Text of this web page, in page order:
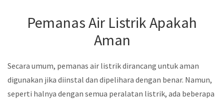
Pemanas Air Listrik Apakah
Aman
Secara umum, pemanas air listrik dirancang untuk aman
digunakan jika diinstal dan dipelihara dengan benar. Namun,
seperti halnya dengan semua peralatan listrik, ada beberapa